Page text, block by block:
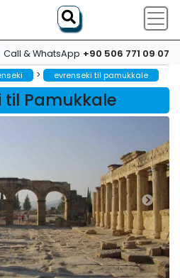
Call & WhatsApp +90 506 771 09 07
> evrenseki til pamukkale
til Pamukkale